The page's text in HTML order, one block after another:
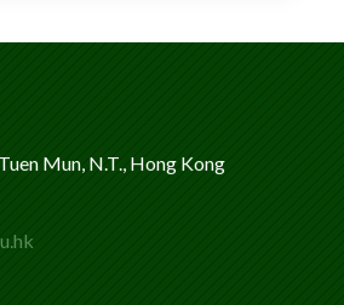
Mun, N.T., Hong Kong